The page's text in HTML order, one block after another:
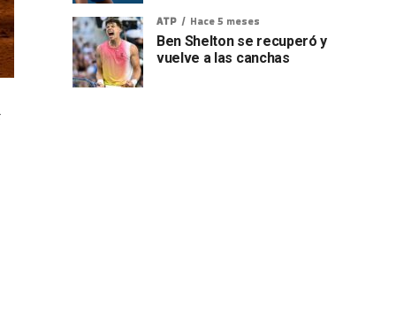
ATP Hace 5 meses
Ben Shelton se recuperó y
vuelve a las canchas